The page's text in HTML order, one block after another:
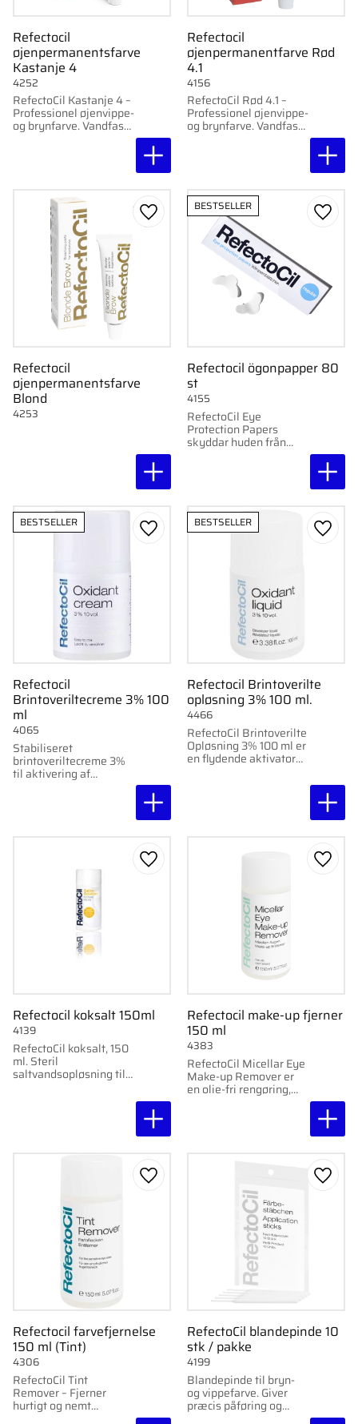
Refectocil
øjenpermanentsfarve
Kastanje 4
RefectoCil Kastanje 4 –
Professionel øjenvippe-
og brynfarve. Vandfast,
4252
Refectocil
øjenpermanentfarve Rød
4.1
RefectoCil Rød 4.1 –
Professionel øjenvippe-
og brynfarve. Vandfast,
4156
Refectocil
øjenpermanentsfarve
Blond
4253
Gem som favorit
Refectocil ögonpapper 80
st
RefectoCil Eye
Protection Papers
skyddar huden från
4155
BESTSELLER
Gem
Refectocil
Brintoveriltecreme 3% 100
ml
Stabiliseret
brintoveriltecreme 3%
til aktivering af
RefectoCil vippe- og
4065
BESTSELLER
Gem som favorit
Refectocil Brintoverilte
opløsning 3% 100 ml.
RefectoCil Brintoverilte
Opløsning 3% 100 ml er
en flydende aktivator
for ensartede og
4466
BESTSELLER
Gem
Refectocil koksalt 150ml
RefectoCil koksalt, 150
ml. Steril
saltvandsopløsning til
4139
Gem som favorit
Refectocil make-up fjerner
150 ml
RefectoCil Micellar Eye
Make-up Remover er
en olie-fri rengøring,
4383
Gem
Refectocil farvefjernelse
150 ml (Tint)
RefectoCil Tint
Remover – Fjerner
hurtigt og nemt
4306
Gem som favorit
RefectoCil blandepinde 10
stk / pakke
Blandepinde til bryn-
og vippefarve. Giver
præcis påføring og
4199
Gem